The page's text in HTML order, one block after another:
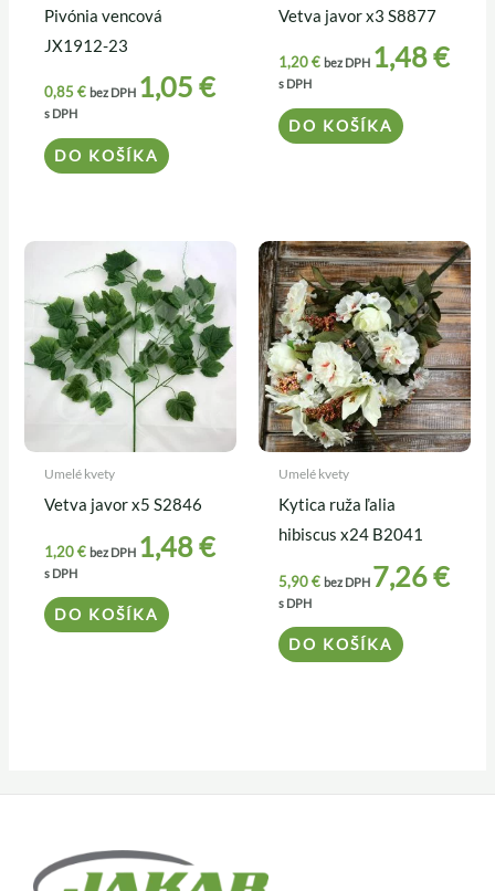
Pivónia vencová
JX1912-23
0,85€ bez DPH 1,05 €
s DPH
DO KOŠÍKA
Vetva javor x3 S8877
1,20€ bez DPH 1,48€
s DPH
DO KOŠÍKA
Umelé kvety
Vetva javor x5 S2846
1,20€ bez DPH 1,48€
s DPH
DO KOŠÍKA
Umelé kvety
Kytica ruža ľalia
hibiscus x24 B2041
5,90€ bez DPH 7,26€
s DPH
DO KOŠÍKA